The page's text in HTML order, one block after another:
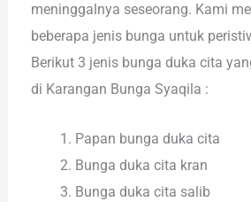
meninggalnya seseorang. Kami
beberapa jenis bunga untuk
Berikut 3 jenis bunga duka cita
di Karangan Bunga Syaqila :
Papan bunga duka cita
Bunga duka cita kran
Bunga duka cita salib